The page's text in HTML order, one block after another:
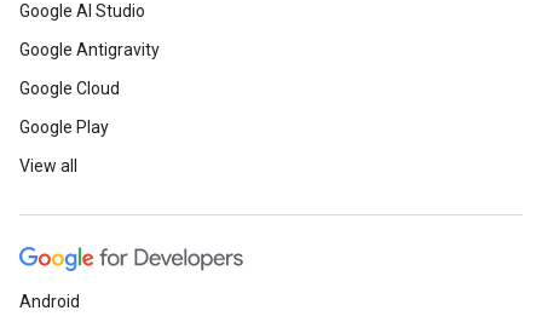
Google AI Studio
Google Antigravity
Google Cloud
Google Play
View all
Android